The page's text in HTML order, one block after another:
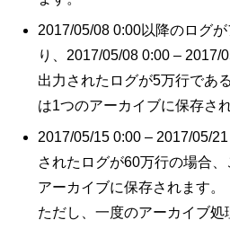
2017/05/08 0:00以降のログ
り、2017/05/08 0:00 – 2017/
出力されたログが5万行であ
は1つのアーカイブに保存され
2017/05/15 0:00 – 2017/05/
されたログが60万行の場合
アーカイブに保存されます。
ただし、一度のアーカイブ